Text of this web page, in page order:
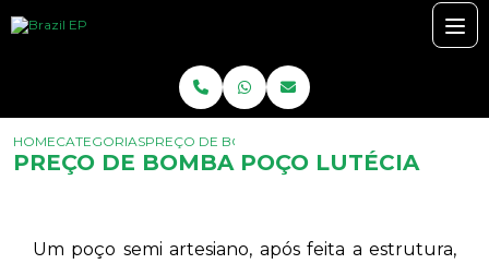
HOMECATEGORIASPREÇO DE BOMBA POÇO LUTÉCIA
PREÇO DE BOMBA POÇO LUTÉCIA
Um poço semi artesiano, após feita a estrutura,